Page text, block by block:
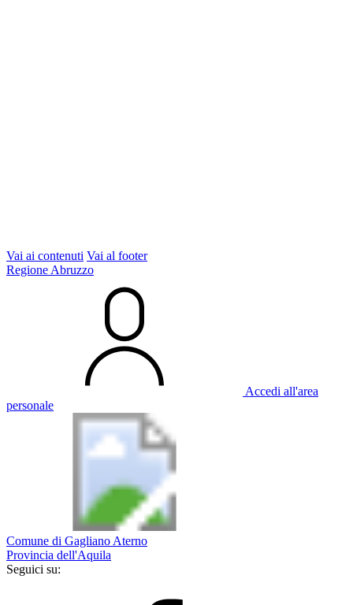
Vai ai contenuti Vai al footer
Regione Abruzzo
Accedi all'area
personale
Comune di Gagliano Aterno
Provincia dell'Aquila
Seguici su: